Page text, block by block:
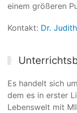
einem größeren
Kontakt: Dr.
Es handelt sich
dem es in erster
Lebenswelt mit